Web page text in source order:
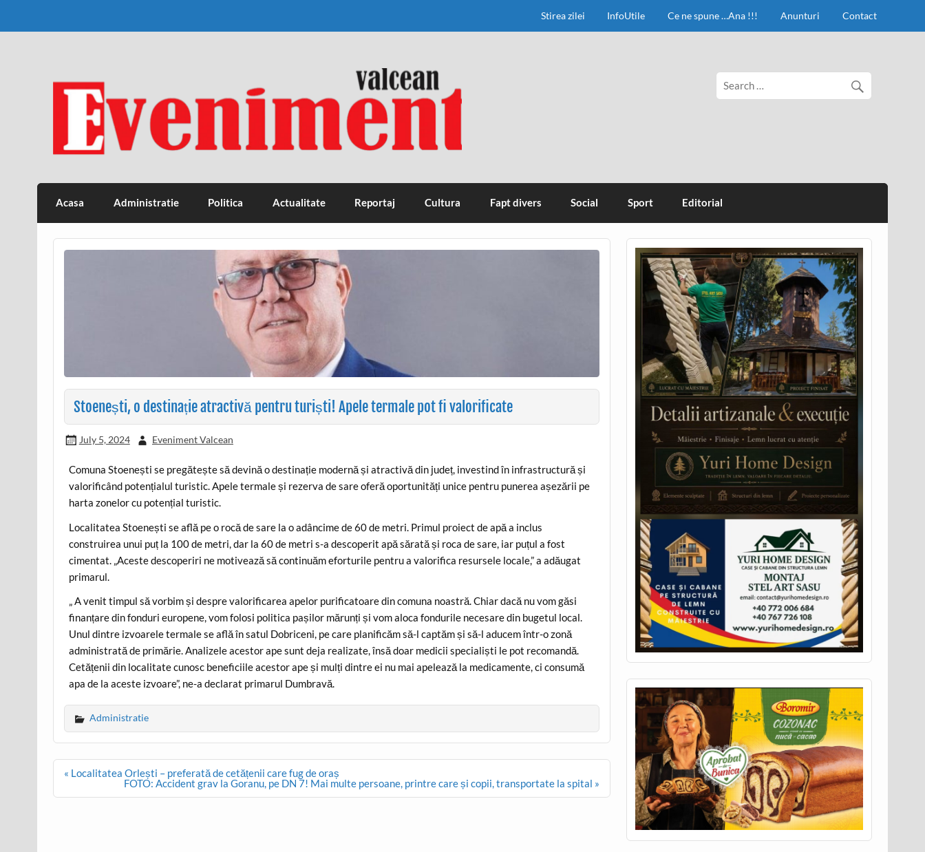
Stirea zilei InfoUtile Ce ne spune …Ana !!! Anunturi Contact
Eveniment Valcean
Acasa Administratie Politica Actualitate Reportaj Cultura Fapt divers Social Sport Editorial
Stoenești, o destinație atractivă pentru turiști! Apele termale pot fi valorificate
July 5, 2024 Eveniment Valcean
Comuna Stoenești se pregătește să devină o destinație modernă și atractivă din județ, investind în infrastructură și
valorificând potențialul turistic. Apele termale și rezerva de sare oferă oportunități unice pentru punerea așezării pe
harta zonelor cu potențial turistic.
Localitatea Stoenești se află pe o rocă de sare la o adâncime de 60 de metri. Primul proiect de apă a inclus
construirea unui puț la 100 de metri, dar la 60 de metri s-a descoperit apă sărată și roca de sare, iar puțul a fost
cimentat. „Aceste descoperiri ne motivează să continuăm eforturile pentru a valorifica resursele locale,” a adăugat
primarul.
„ A venit timpul să vorbim și despre valorificarea apelor purificatoare din comuna noastră. Chiar dacă nu vom găsi
finanțare din fonduri europene, vom folosi politica pașilor mărunți și vom aloca fondurile necesare din bugetul local.
Unul dintre izvoarele termale se află în satul Dobriceni, pe care planificăm să-l captăm și să-l aducem într-o zonă
administrată de primărie. Analizele acestor ape sunt deja realizate, însă doar medicii specialiști le pot recomandă.
Cetățenii din localitate cunosc beneficiile acestor ape și mulți dintre ei nu mai apelează la medicamente, ci consumă
apa de la aceste izvoare”, ne-a declarat primarul Dumbravă.
Administratie
Post
« Localitatea Orlești – preferată de cetățenii care fug de oraș
FOTO: Accident grav la Goranu, pe DN 7! Mai multe persoane, printre care și copii, transportate la spital »